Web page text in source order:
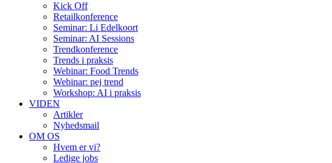
Kick Off
Retailkonference
Seminar: Li Edelkoort
Seminar: AI Sessions
Trendkonference
Trends i praksis
Webinar: Food Trends
Webinar: pej trend
Workshop: AI i praksis
VIDEN
Artikler
Nyhedsmail
OM OS
Hvem er vi?
Ledige jobs